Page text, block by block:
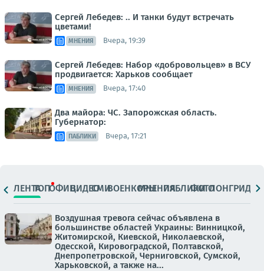
Сергей Лебедев: .. И танки будут встречать
цветами!
МНЕНИЯ Вчера, 19:39
Сергей Лебедев: Набор «добровольцев» в ВСУ
продвигается: Харьков сообщает
МНЕНИЯ Вчера, 17:40
Два майора: ЧС. Запорожская область.
Губернатор:
ПАБЛИКИ Вчера, 17:21
ЛЕНТАТОПОФИЦ.ВИДЕОСМИВОЕНКОРЫМНЕНИЯПАБЛИКИ
ФОТОЛОНГРИДЫ
Воздушная тревога сейчас объявлена в
большинстве областей Украины: Винницкой,
Житомирской, Киевской, Николаевской,
Одесской, Кировоградской, Полтавской,
Днепропетровской, Черниговской, Сумской,
Харьковской, а также на...